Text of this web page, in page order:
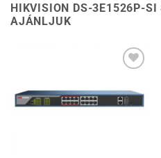
HIKVISION DS-3E1526P-SI
AJÁNLJUK
Hozzáadás a